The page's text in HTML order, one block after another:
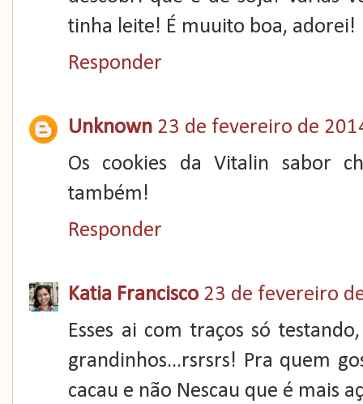
tinha leite! É muuito boa, adorei!
Responder
Unknown 23 de fevereiro de
Os cookies da Vitalin sabor
também!
Responder
Katia Francisco 23 de fevereiro
Esses ai com traços só
grandinhos...rsrsrs! Pra quem
cacau e não Nescau que é mais